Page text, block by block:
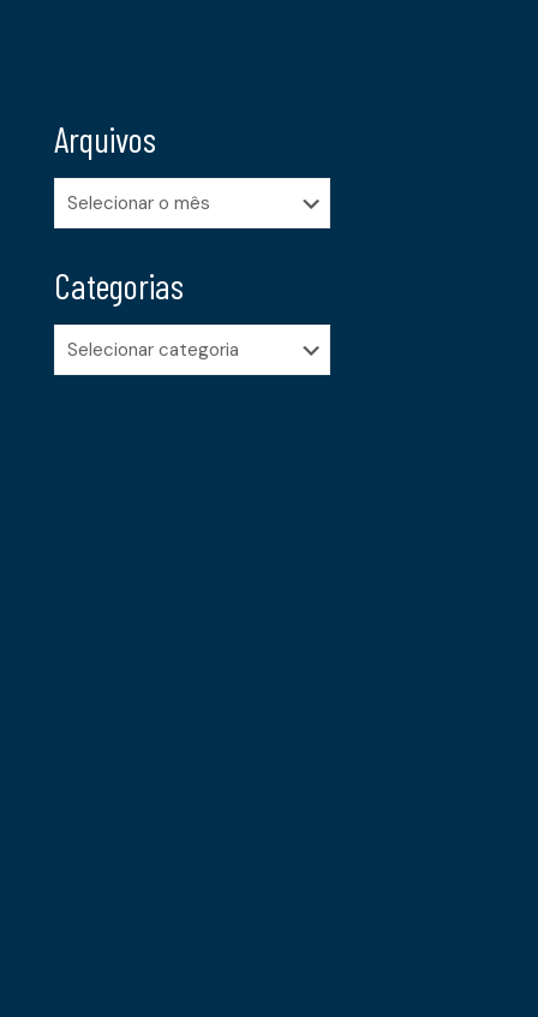
Arquivos
Arquivos
Categorias
Categorias